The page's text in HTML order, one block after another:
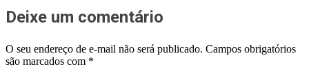
Deixe um comentário
O seu endereço de e-mail não será publicado. Campos obrigatórios
são marcados com *